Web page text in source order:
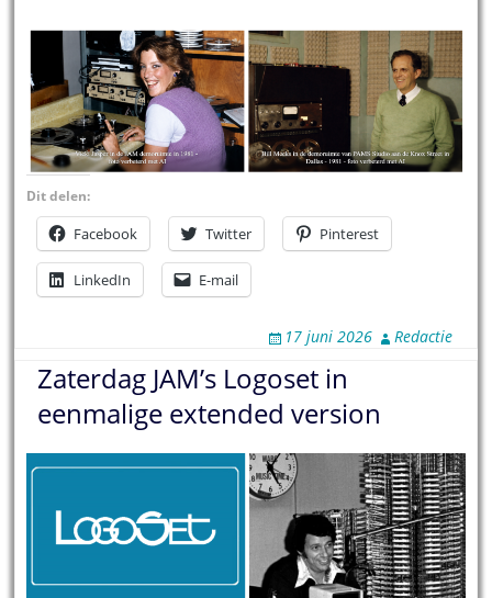
Dit delen:
Facebook Twitter Pinterest
LinkedIn E-mail
17 juni 2026 Redactie
Zaterdag JAM’s Logoset in
eenmalige extended version